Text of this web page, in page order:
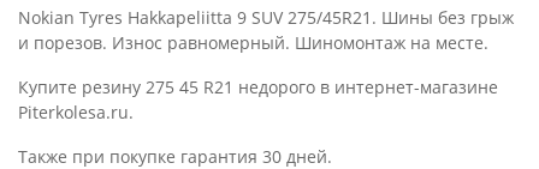
Nokian Tyres Hakkapeliitta 9 SUV 275/45R21. Шины без грыж
и порезов. Износ равномерный. Шиномонтаж на месте.
Купите резину 275 45 R21 недорого в интернет-магазине
Piterkolesa.ru.
Также при покупке гарантия 30 дней.